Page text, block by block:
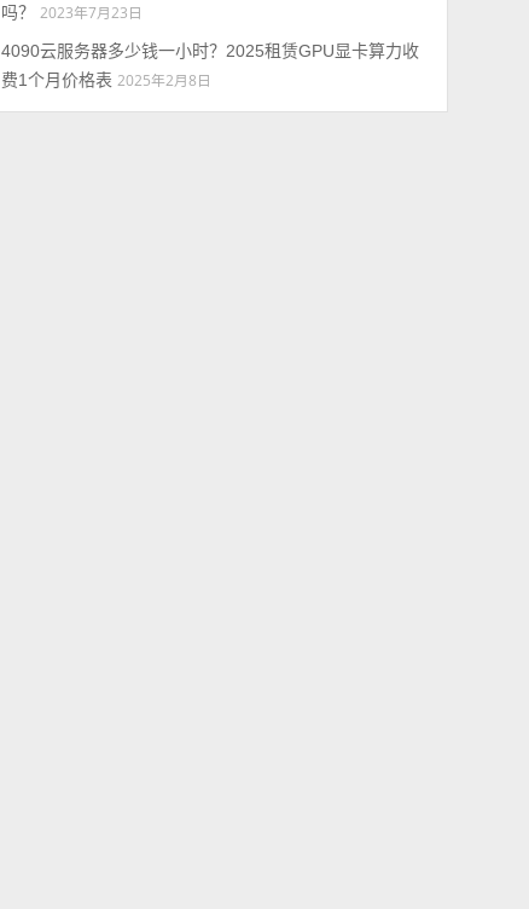
吗？
2023年7月23日
4090云服务器多少钱一小时？2025租赁GPU显卡算力收
费1个月价格表 2025年2月8日